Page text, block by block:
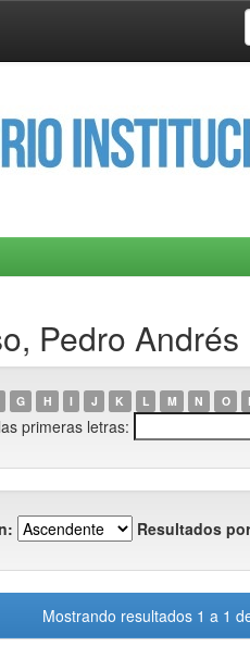
Pedro Andrés
G H I J K L M N O
primeras letras:
Resultados
Mostrando resultados 1 a 1